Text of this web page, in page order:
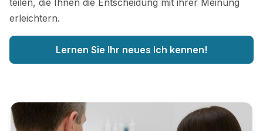
teilen, die Ihnen die Entscheidung mit ihrer Meinung
erleichtern.
Lernen Sie Ihr neues Ich kennen!